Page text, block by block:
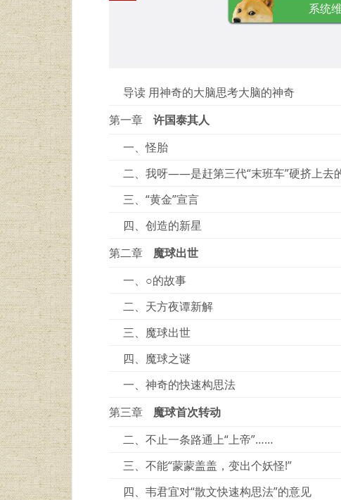
系统
导读 用神奇的大脑思考大脑的神奇
第一章
许国泰其人
一、怪胎
二、我呀——是赶第三代“末班车”硬挤上去
三、“黄金”宣言
四、创造的新星
第二章
魔球出世
一、○的故事
二、天方夜谭新解
三、魔球出世
四、魔球之谜
一、神奇的快速构思法
第三章
魔球首次转动
二、不止一条路通上“上帝”……
三、不能“蒙蒙盖盖，变出个妖怪!”
四、韦君宜对“散文快速构思法”的意见